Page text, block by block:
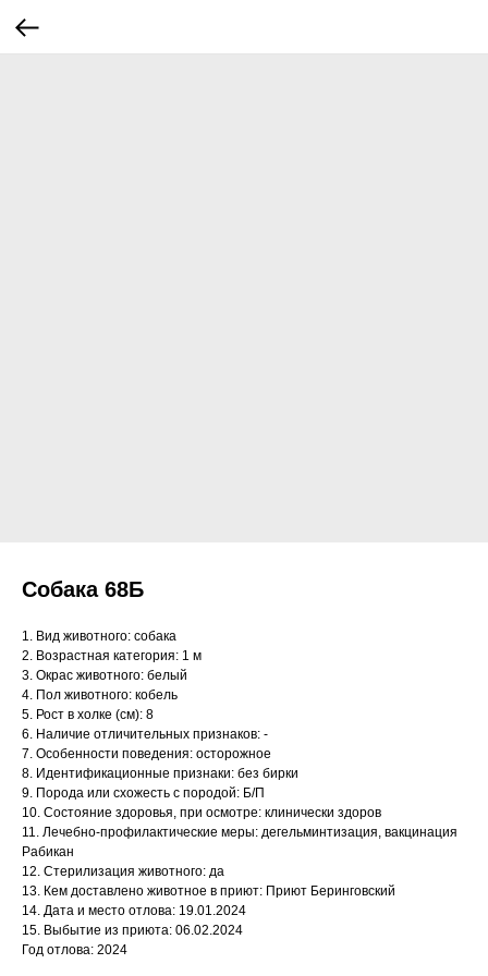
Собака 68Б
1. Вид животного: собака
2. Возрастная категория: 1 м
3. Окрас животного: белый
4. Пол животного: кобель
5. Рост в холке (см): 8
6. Наличие отличительных признаков: -
7. Особенности поведения: осторожное
8. Идентификационные признаки: без бирки
9. Порода или схожесть с породой: Б/П
10. Состояние здоровья, при осмотре: клинически здоров
11. Лечебно-профилактические меры: дегельминтизация, вакцинация
Рабикан
12. Стерилизация животного: да
13. Кем доставлено животное в приют: Приют Беринговский
14. Дата и место отлова: 19.01.2024
15. Выбытие из приюта: 06.02.2024
Год отлова: 2024